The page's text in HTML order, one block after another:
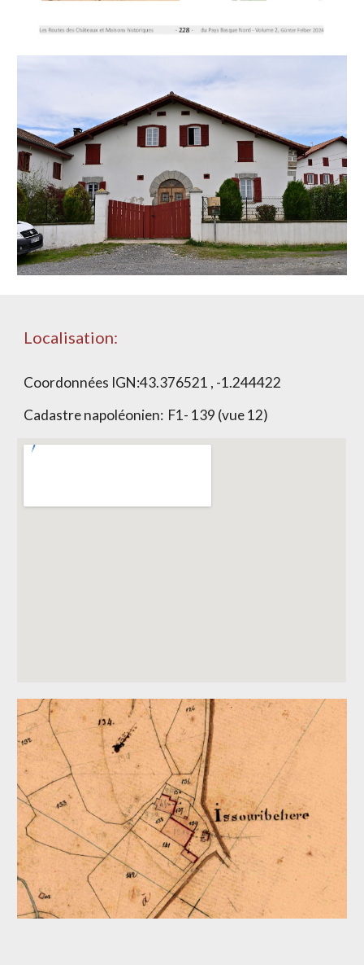
Localisation:
Coordonnées IGN:43.376521 , -1.244422
Cadastre napoléonien: F1- 139 (vue 12)